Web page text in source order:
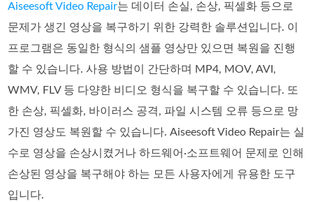
Aiseesoft Video Repair는 데이터 손실, 손상, 픽셀화 등으로
문제가 생긴 영상을 복구하기 위한 강력한 솔루션입니다. 이
프로그램은 동일한 형식의 샘플 영상만 있으면 복원을 진행
할 수 있습니다. 사용 방법이 간단하며 MP4, MOV, AVI,
WMV, FLV 등 다양한 비디오 형식을 복구할 수 있습니다. 또
한 손상, 픽셀화, 바이러스 공격, 파일 시스템 오류 등으로 망
가진 영상도 복원할 수 있습니다. Aiseesoft Video Repair는 실
수로 영상을 손상시켰거나 하드웨어·소프트웨어 문제로 인해
손상된 영상을 복구해야 하는 모든 사용자에게 유용한 도구
입니다.